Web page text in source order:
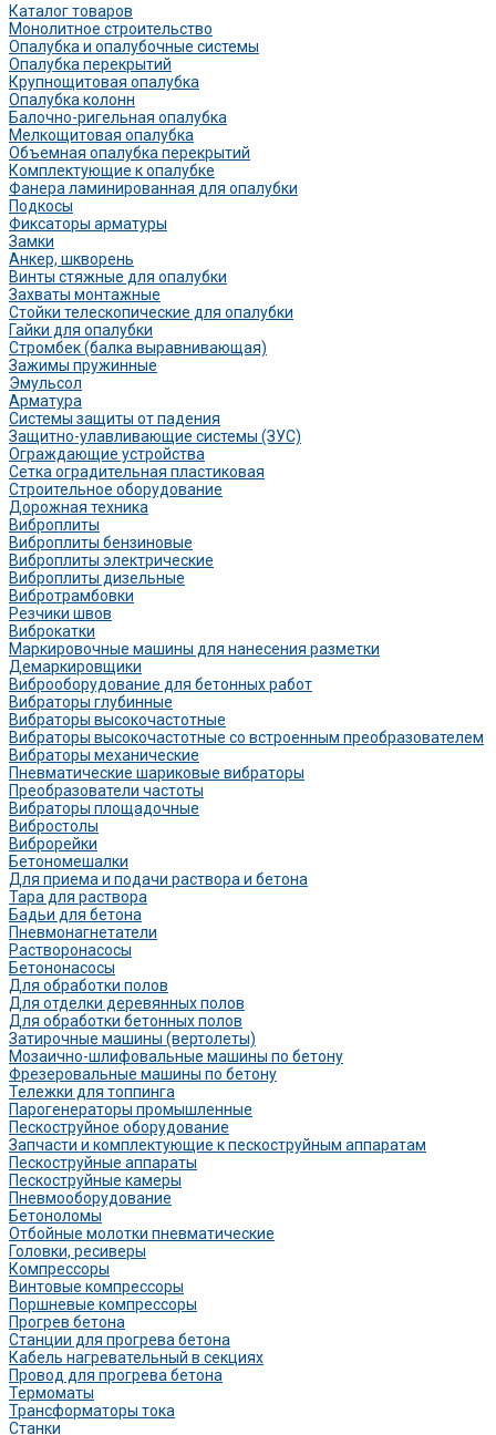
Каталог товаров
Монолитное строительство
Опалубка и опалубочные системы
Опалубка перекрытий
Крупнощитовая опалубка
Опалубка колонн
Балочно-ригельная опалубка
Мелкощитовая опалубка
Объемная опалубка перекрытий
Комплектующие к опалубке
Фанера ламинированная для опалубки
Подкосы
Фиксаторы арматуры
Замки
Анкер, шкворень
Винты стяжные для опалубки
Захваты монтажные
Стойки телескопические для опалубки
Гайки для опалубки
Стромбек (балка выравнивающая)
Зажимы пружинные
Эмульсол
Арматура
Системы защиты от падения
Защитно-улавливающие системы (ЗУС)
Ограждающие устройства
Сетка оградительная пластиковая
Строительное оборудование
Дорожная техника
Виброплиты
Виброплиты бензиновые
Виброплиты электрические
Виброплиты дизельные
Вибротрамбовки
Резчики швов
Виброкатки
Маркировочные машины для нанесения разметки
Демаркировщики
Виброоборудование для бетонных работ
Вибраторы глубинные
Вибраторы высокочастотные
Вибраторы высокочастотные со встроенным преобразователем
Вибраторы механические
Пневматические шариковые вибраторы
Преобразователи частоты
Вибраторы площадочные
Вибростолы
Виброрейки
Бетономешалки
Для приема и подачи раствора и бетона
Тара для раствора
Бадьи для бетона
Пневмонагнетатели
Растворонасосы
Бетононасосы
Для обработки полов
Для отделки деревянных полов
Для обработки бетонных полов
Затирочные машины (вертолеты)
Мозаично-шлифовальные машины по бетону
Фрезеровальные машины по бетону
Тележки для топпинга
Парогенераторы промышленные
Пескоструйное оборудование
Запчасти и комплектующие к пескоструйным аппаратам
Пескоструйные аппараты
Пескоструйные камеры
Пневмооборудование
Бетоноломы
Отбойные молотки пневматические
Головки, ресиверы
Компрессоры
Винтовые компрессоры
Поршневые компрессоры
Прогрев бетона
Станции для прогрева бетона
Кабель нагревательный в секциях
Провод для прогрева бетона
Термоматы
Трансформаторы тока
Станки